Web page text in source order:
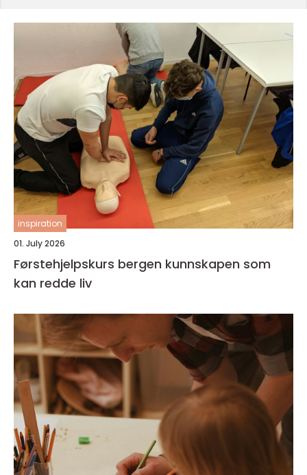
inspiration
01. July 2026
Førstehjelpskurs bergen kunnskapen som
kan redde liv